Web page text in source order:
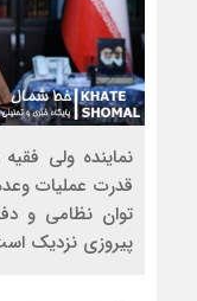
نماینده ولی
توان نظامی و
پیروزی نزدیک